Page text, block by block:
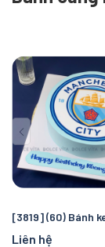
Liên hệ